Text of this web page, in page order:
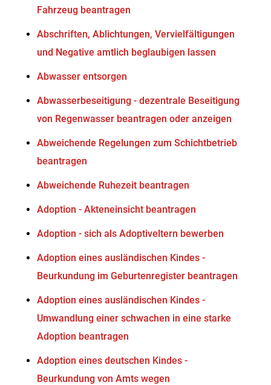
Fahrzeug beantragen
Abschriften, Ablichtungen, Vervielfältigungen
und Negative amtlich beglaubigen lassen
Abwasser entsorgen
Abwasserbeseitigung - dezentrale Beseitigung
von Regenwasser beantragen oder anzeigen
Abweichende Regelungen zum Schichtbetrieb
beantragen
Abweichende Ruhezeit beantragen
Adoption - Akteneinsicht beantragen
Adoption - sich als Adoptiveltern bewerben
Adoption eines ausländischen Kindes -
Beurkundung im Geburtenregister beantragen
Adoption eines ausländischen Kindes -
Umwandlung einer schwachen in eine starke
Adoption beantragen
Adoption eines deutschen Kindes -
Beurkundung von Amts wegen